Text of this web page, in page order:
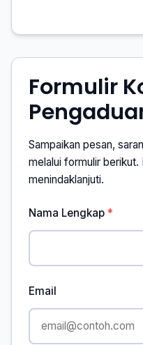
Formulir
Sampaikan pesan,
melalui formulir berikut.
menindaklanjuti.
Nama Lengkap
Email